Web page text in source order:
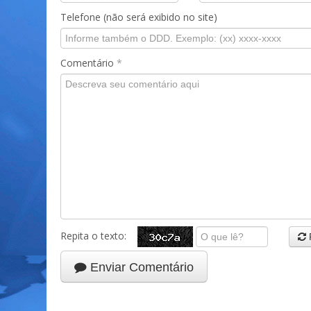
Telefone (não será exibido no site)
Comentário *
Repita o texto:
Enviar Comentário